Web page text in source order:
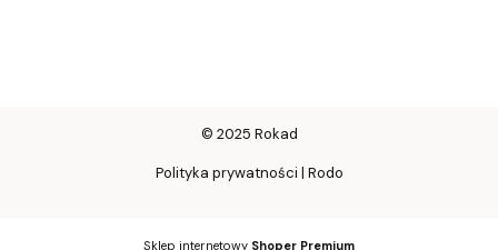
© 2025 Rokad
Polityka prywatności | Rodo
Sklep internetowy Shoper Premium